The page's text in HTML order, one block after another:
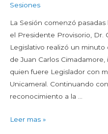
Sesiones
La Sesión comenzó
el Presidente Provisorio, Dr.
Legislativo realizó un
de Juan Carlos
quien fuere Legislador con
Unicameral. Continuando
reconocimiento a la …
Leer mas »